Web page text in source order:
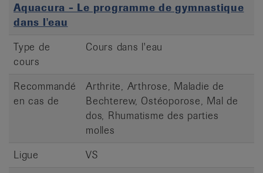
Aquacura - Le programme de gymnastique
dans l'eau
Type de
cours
Cours dans l'eau
Recommandé
en cas de
Arthrite, Arthrose, Maladie de
Bechterew, Ostéoporose, Mal de
dos, Rhumatisme des parties
molles
Ligue
VS